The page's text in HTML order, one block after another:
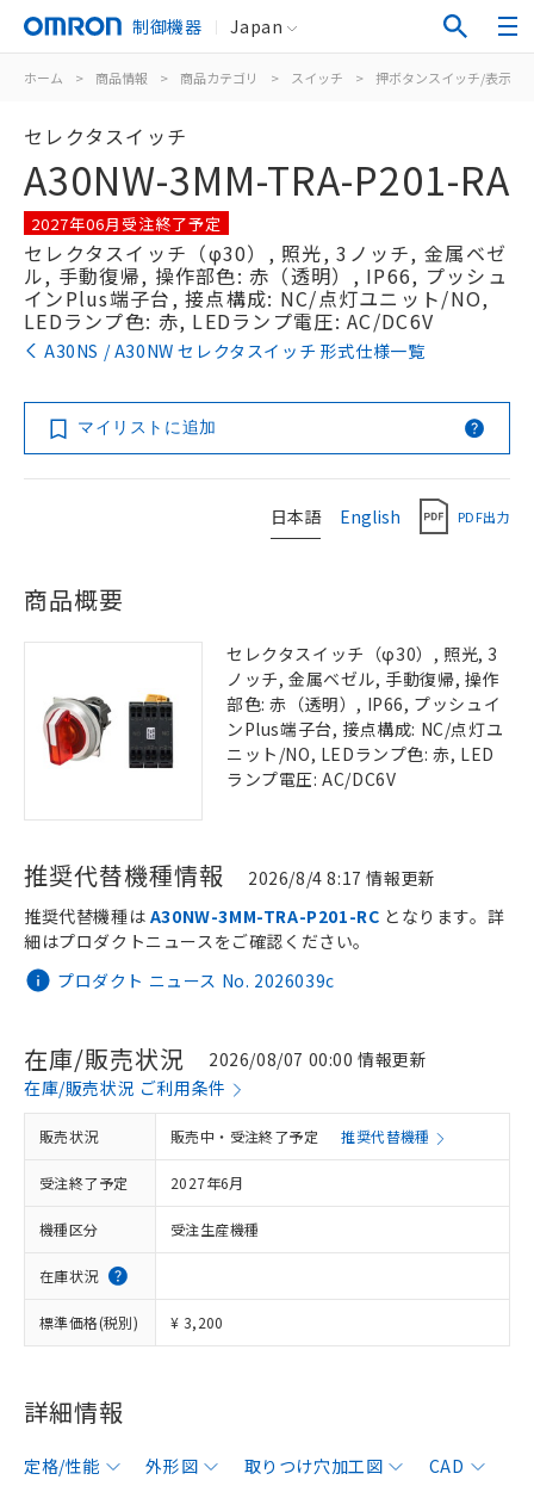
制御機器 Japan
ホーム > 商品情報 > 商品カテゴリ > スイッチ > 押ボタンスイッチ/表示灯
セレクタスイッチ
A30NW-3MM-TRA-P201-RA
2027年06月受注終了予定
セレクタスイッチ（φ30）, 照光, 3ノッチ, 金属ベゼ
ル, 手動復帰, 操作部色: 赤（透明）, IP66, プッシュ
インPlus端子台, 接点構成: NC/点灯ユニット/NO,
LEDランプ色: 赤, LEDランプ電圧: AC/DC6V
A30NS / A30NW セレクタスイッチ 形式仕様一覧
マイリストに追加
日本語 English PDF出力
商品概要
セレクタスイッチ（φ30）, 照光, 3
ノッチ, 金属ベゼル, 手動復帰, 操作
部色: 赤（透明）, IP66, プッシュイ
ンPlus端子台, 接点構成: NC/点灯ユ
ニット/NO, LEDランプ色: 赤, LED
ランプ電圧: AC/DC6V
推奨代替機種情報 2026/8/4 8:17 情報更新
プロダクト ニュース No. 2026039c
推奨代替機種は A30NW-3MM-TRA-P201-RC となります。詳
細はプロダクトニュースをご確認ください。
在庫/販売状況
2026/08/07 00:00 情報更新
在庫/販売状況 ご利用条件
販売状況 販売中・受注終了予定 推奨代替機種
受注終了予定 2027年6月
機種区分 受注生産機種
在庫状況
標準価格(税別) ¥ 3,200
詳細情報
定格/性能 外形図 取りつけ穴加工図
CAD